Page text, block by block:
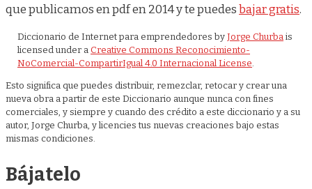
que publicamos en pdf en 2014 y te puedesbajar gratis.
Diccionario de Internet para emprendedores by Jorge Churba is
licensed under a Creative Commons Reconocimiento-
NoComercial-CompartirIgual 4.0 Internacional License
Esto significa que puedes distribuir, remezclar, retocar y crear una
nueva obra a partir de este Diccionario aunque nunca con fines
comerciales, y siempre y cuando des crédito a este diccionario y a su
autor, Jorge Churba, y licencies tus nuevas creaciones bajo estas
mismas condiciones.
Bájatelo